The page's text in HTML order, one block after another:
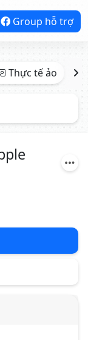
Group hỗ trợ
Thực tế ảo